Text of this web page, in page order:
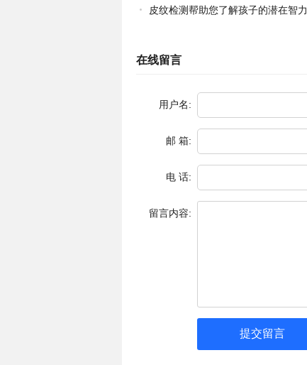
子一臂之力
皮纹检测帮助您了解孩子的潜在智力
在线留言
用户名:
邮 箱:
电 话:
留言内容: